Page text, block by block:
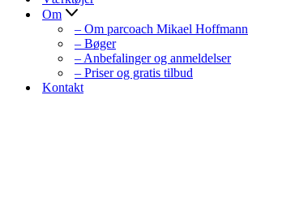
Om
– Om parcoach Mikael Hoffmann
– Bøger
– Anbefalinger og anmeldelser
– Priser og gratis tilbud
Kontakt